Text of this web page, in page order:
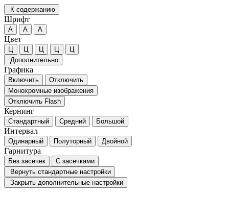
К содержанию
Шрифт
А А А
Цвет
Ц Ц Ц Ц
Ц
Дополнительно
Графика
Включить
Отключить
Монохромные изображения
Отключить Flash
Кернинг
Стандартный Средний Большой
Интервал
Одинарный Полуторный Двойной
Гарнитура
Без засечек
С засечками
Вернуть стандартные настройки
Закрыть дополнительные настройки